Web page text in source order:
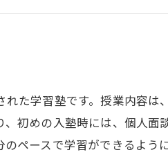
た学習塾です。授業内容
初めの入塾時には、個人
ペースで学習ができるよ